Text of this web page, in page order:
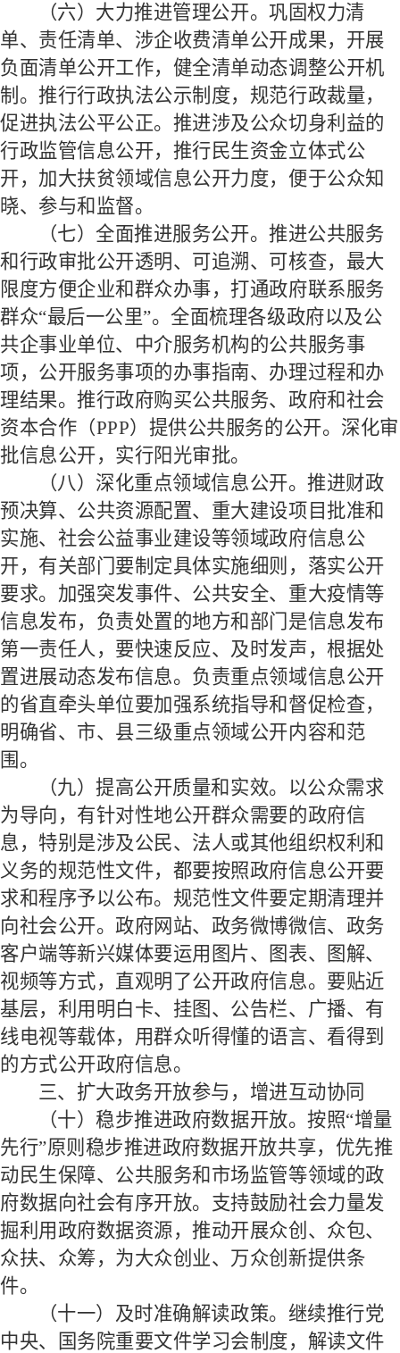
（六）大力推进管理公开。巩固权力清
单、责任清单、涉企收费清单公开成果，开展
负面清单公开工作，健全清单动态调整公开机
制。推行行政执法公示制度，规范行政裁量，
促进执法公平公正。推进涉及公众切身利益的
行政监管信息公开，推行民生资金立体式公
开，加大扶贫领域信息公开力度，便于公众知
晓、参与和监督。
（七）全面推进服务公开。推进公共服务
和行政审批公开透明、可追溯、可核查，最大
限度方便企业和群众办事，打通政府联系服务
群众“最后一公里”。全面梳理各级政府以及公
共企事业单位、中介服务机构的公共服务事
项，公开服务事项的办事指南、办理过程和办
理结果。推行政府购买公共服务、政府和社会
资本合作（PPP）提供公共服务的公开。深化审
批信息公开，实行阳光审批。
（八）深化重点领域信息公开。推进财政
预决算、公共资源配置、重大建设项目批准和
实施、社会公益事业建设等领域政府信息公
开，有关部门要制定具体实施细则，落实公开
要求。加强突发事件、公共安全、重大疫情等
信息发布，负责处置的地方和部门是信息发布
第一责任人，要快速反应、及时发声，根据处
置进展动态发布信息。负责重点领域信息公开
的省直牵头单位要加强系统指导和督促检查，
明确省、市、县三级重点领域公开内容和范
围。
（九）提高公开质量和实效。
以公众需求
为导向，有针对性地公开群众需要的政府信
息，特别是涉及公民、法人或其他组织权利和
义务的规范性文件，都要按照政府信息公开要
求和程序予以公布。规范性文件要定期清理并
向社会公开。政府网站、政务微博微信、政务
客户端等新兴媒体要运用图片、图表、图解、
视频等方式，直观明了公开政府信息。要贴近
基层，利用明白卡、挂图、公告栏、广播、有
线电视等载体，用群众听得懂的语言、看得到
的方式公开政府信息。
三、扩大政务开放参与，增进互动协同
（十）稳步推进政府数据开放。按照“增量
先行”原则稳步推进政府数据开放共享，优先推
动民生保障、公共服务和市场监管等领域的政
府数据向社会有序开放。支持鼓励社会力量发
掘利用政府数据资源，推动开展众创、众包、
众扶、众筹，为大众创业、万众创新提供条
件。
（十一）及时准确解读政策。 继续推行党
中央、国务院重要文件学习会制度，解读文件